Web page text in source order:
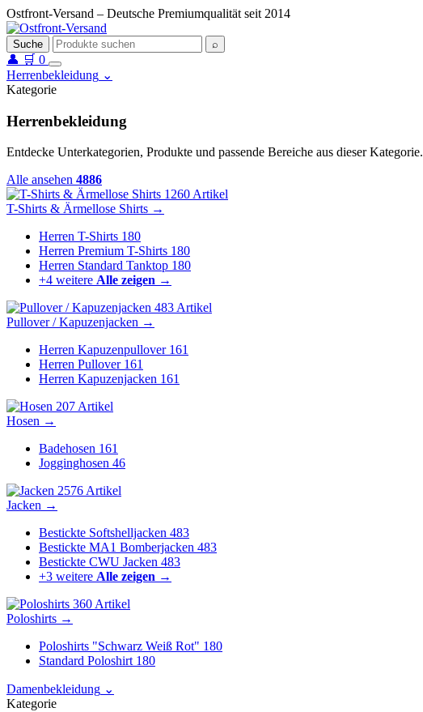
Ostfront-Versand – Deutsche Premiumqualität seit 2014
Suche ⌕
👤 🛒 0
Herrenbekleidung ⌄
Kategorie
Herrenbekleidung
Entdecke Unterkategorien, Produkte und passende Bereiche aus dieser Kategorie.
Alle ansehen 4886
1260 Artikel
T-Shirts & Ärmellose Shirts →
Herren T-Shirts 180
Herren Premium T-Shirts 180
Herren Standard Tanktop 180
+4 weitere Alle zeigen →
483 Artikel
Pullover / Kapuzenjacken →
Herren Kapuzenpullover 161
Herren Pullover 161
Herren Kapuzenjacken 161
207 Artikel
Hosen →
Badehosen 161
Jogginghosen 46
2576 Artikel
Jacken →
Bestickte Softshelljacken 483
Bestickte MA1 Bomberjacken 483
Bestickte CWU Jacken 483
+3 weitere Alle zeigen →
360 Artikel
Poloshirts →
Poloshirts "Schwarz Weiß Rot" 180
Standard Poloshirt 180
Damenbekleidung ⌄
Kategorie